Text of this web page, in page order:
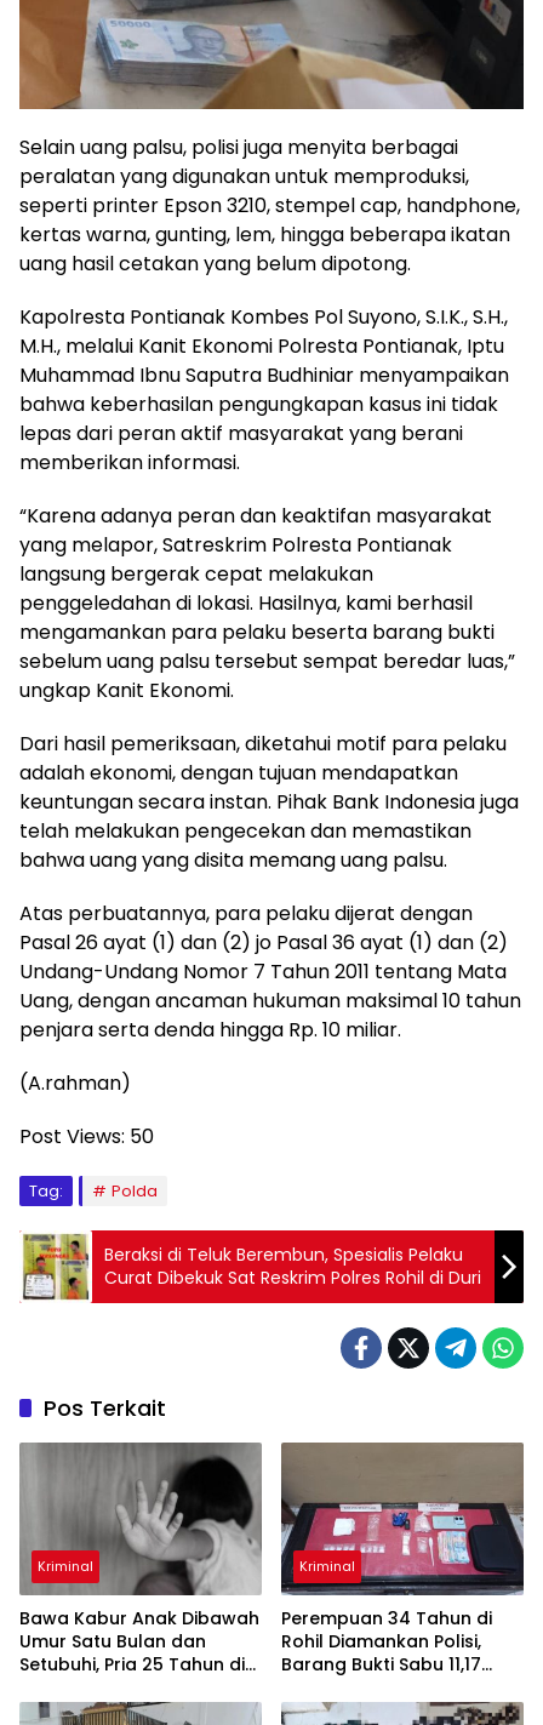
Selain uang palsu, polisi juga menyita berbagai
peralatan yang digunakan untuk memproduksi,
seperti printer Epson 3210, stempel cap, handphone,
kertas warna, gunting, lem, hingga beberapa ikatan
uang hasil cetakan yang belum dipotong.
Kapolresta Pontianak Kombes Pol Suyono, S.I.K., S.H.,
M.H., melalui Kanit Ekonomi Polresta Pontianak, Iptu
Muhammad Ibnu Saputra Budhiniar menyampaikan
bahwa keberhasilan pengungkapan kasus ini tidak
lepas dari peran aktif masyarakat yang berani
memberikan informasi.
“Karena adanya peran dan keaktifan masyarakat
yang melapor, Satreskrim Polresta Pontianak
langsung bergerak cepat melakukan
penggeledahan di lokasi. Hasilnya, kami berhasil
mengamankan para pelaku beserta barang bukti
sebelum uang palsu tersebut sempat beredar luas,”
ungkap Kanit Ekonomi.
Dari hasil pemeriksaan, diketahui motif para pelaku
adalah ekonomi, dengan tujuan mendapatkan
keuntungan secara instan. Pihak Bank Indonesia juga
telah melakukan pengecekan dan memastikan
bahwa uang yang disita memang uang palsu.
Atas perbuatannya, para pelaku dijerat dengan
Pasal 26 ayat (1) dan (2) jo Pasal 36 ayat (1) dan (2)
Undang-Undang Nomor 7 Tahun 2011 tentang Mata
Uang, dengan ancaman hukuman maksimal 10 tahun
penjara serta denda hingga Rp. 10 miliar.
(A.rahman)
Post Views: 50
Tag: Polda
Beraksi di Teluk Berembun, Spesialis Pelaku
Curat Dibekuk Sat Reskrim Polres Rohil di Duri
Pos Terkait
Kriminal
Bawa Kabur Anak Dibawah
Umur Satu Bulan dan
Setubuhi, Pria 25 Tahun di
Kriminal
Perempuan 34 Tahun di
Rohil Diamankan Polisi,
Barang Bukti Sabu 11,17